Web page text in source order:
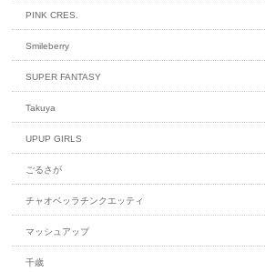
PINK CRES.
Smileberry
SUPER FANTASY
Takuya
UPUP GIRLS
ごるさが
チャオベッラチンクエッティ
マッシュアップ
千歳